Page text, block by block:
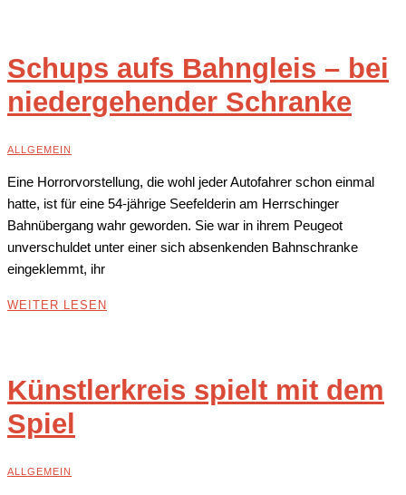
Schups aufs Bahngleis – bei
niedergehender Schranke
ALLGEMEIN
Eine Horrorvorstellung, die wohl jeder Autofahrer schon einmal
hatte, ist für eine 54-jährige Seefelderin am Herrschinger
Bahnübergang wahr geworden. Sie war in ihrem Peugeot
unverschuldet unter einer sich absenkenden Bahnschranke
eingeklemmt, ihr
WEITER LESEN
Künstlerkreis spielt mit dem
Spiel
ALLGEMEIN